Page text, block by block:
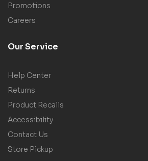
Promotions
Careers
Our Service
Help Center
Returns
Product Recalls
Accessibility
Contact Us
Store Pickup